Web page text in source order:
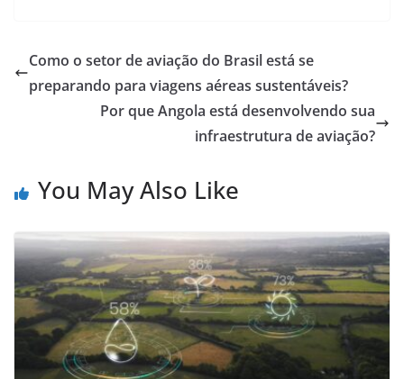
Como o setor de aviação do Brasil está se
preparando para viagens aéreas sustentáveis?
Por que Angola está desenvolvendo sua
infraestrutura de aviação?
You May Also Like